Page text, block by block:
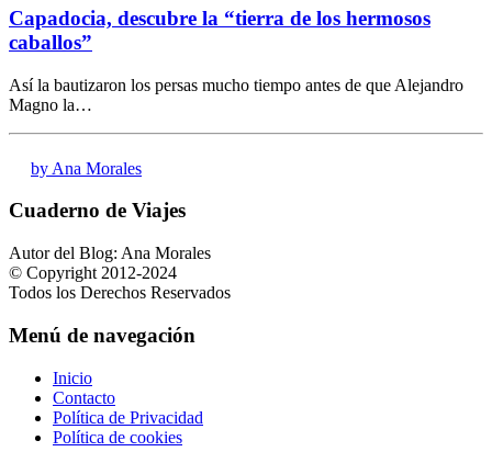
Capadocia, descubre la “tierra de los hermosos
caballos”
Así la bautizaron los persas mucho tiempo antes de que Alejandro
Magno la…
by Ana Morales
Cuaderno de Viajes
Autor del Blog: Ana Morales
© Copyright 2012-2024
Todos los Derechos Reservados
Menú de navegación
Inicio
Contacto
Política de Privacidad
Política de cookies